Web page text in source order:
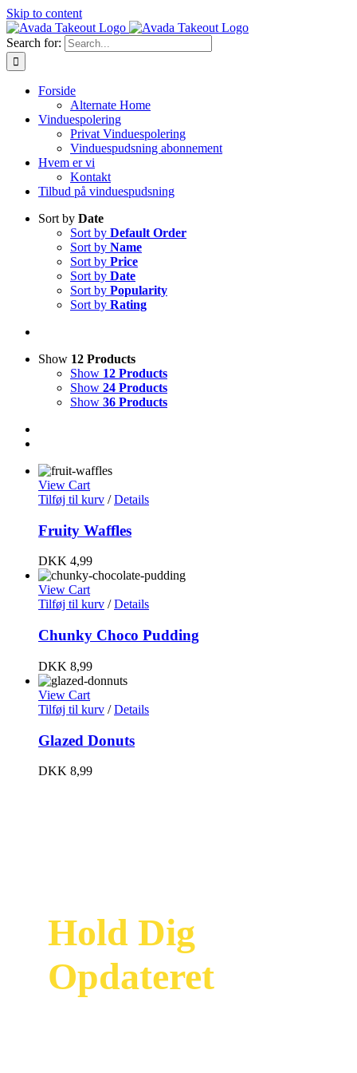
Skip to content
Search for:
Forside
Alternate Home
Vinduespolering
Privat Vinduespolering
Vinduespudsning abonnement
Hvem er vi
Kontakt
Tilbud på vinduespudsning
Sort by Date
Sort by Default Order
Sort by Name
Sort by Price
Sort by Date
Sort by Popularity
Sort by Rating
Show 12 Products
Show 12 Products
Show 24 Products
Show 36 Products
View Cart
Tilføj til kurv / Details
Fruity Waffles
DKK 4,99
View Cart
Tilføj til kurv / Details
Chunky Choco Pudding
DKK 8,99
View Cart
Tilføj til kurv / Details
Glazed Donuts
DKK 8,99
Hold Dig
Opdateret